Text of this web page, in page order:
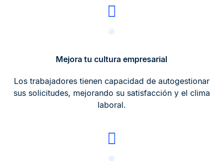
Mejora tu cultura empresarial
Los trabajadores tienen capacidad de autogestionar
sus solicitudes, mejorando su satisfacción y el clima
laboral.